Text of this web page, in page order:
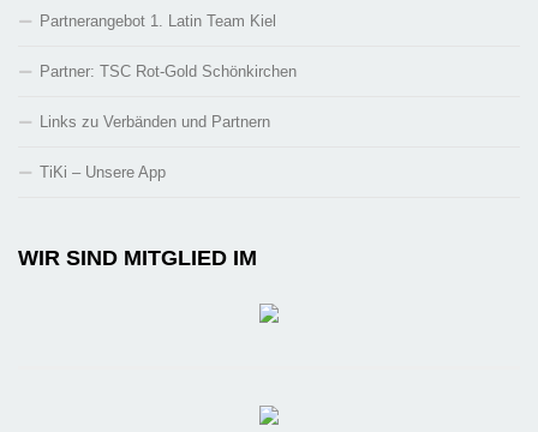
Partnerangebot 1. Latin Team Kiel
Partner: TSC Rot-Gold Schönkirchen
Links zu Verbänden und Partnern
TiKi – Unsere App
WIR SIND MITGLIED IM